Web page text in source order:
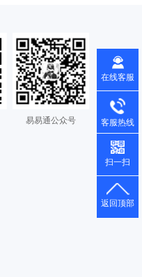
易易通公众号
在线客服
客服热线
扫一扫
返回顶部